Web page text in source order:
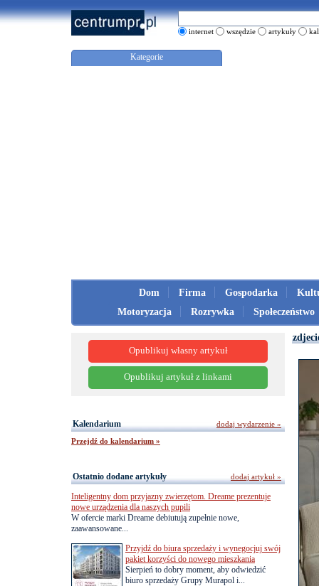
internet wszędzie artykuły
Kategorie
Dom Firma Gospodarka
Motoryzacja
Rozrywka Społeczeństwo
Opublikuj własny artykuł
Opublikuj artykuł z linkami
Kalendarium
Przejdź do kalendarium »
dodaj wydarzenie »
Ostatnio dodane artykuły
Inteligentny dom przyjazny zwierzętom. Dreame prezentuje
nowe urządzenia dla naszych pupili
W ofercie marki Dreame debiutują zupełnie nowe,
zaawansowane...
Przyjdź do biura sprzedaży i wynegocjuj swój
pakiet korzyści do nowego mieszkania
Sierpień to dobry moment, aby odwiedzić
biuro sprzedaży Grupy Murapol i...
dodaj artykuł »